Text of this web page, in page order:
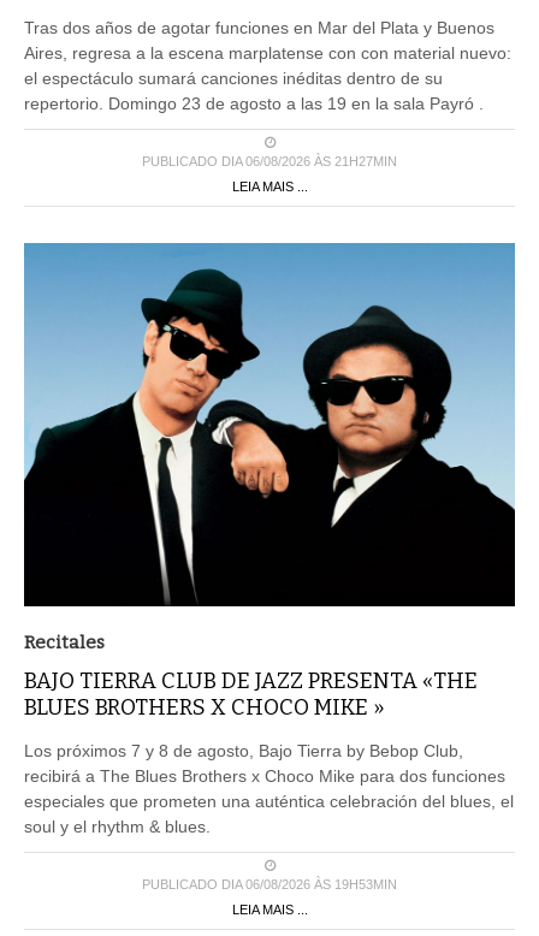
Tras dos años de agotar funciones en Mar del Plata y Buenos
Aires, regresa a la escena marplatense con con material nuevo:
el espectáculo sumará canciones inéditas dentro de su
repertorio. Domingo 23 de agosto a las 19 en la sala Payró .
PUBLICADO DIA 06/08/2026 ÀS 21H27MIN
LEIA MAIS ...
Recitales
BAJO TIERRA CLUB DE JAZZ PRESENTA «THE
BLUES BROTHERS X CHOCO MIKE »
Los próximos 7 y 8 de agosto, Bajo Tierra by Bebop Club,
recibirá a The Blues Brothers x Choco Mike para dos funciones
especiales que prometen una auténtica celebración del blues, el
soul y el rhythm & blues.
PUBLICADO DIA 06/08/2026 ÀS 19H53MIN
LEIA MAIS ...